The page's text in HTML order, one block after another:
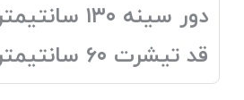
دور سینه ۱۳۰ سانتیمتر
قد تیشرت ۶۰ سانتیمتر